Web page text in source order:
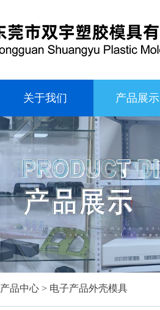
关于我们 产品展示
产品中心 > 电子产品外壳模具